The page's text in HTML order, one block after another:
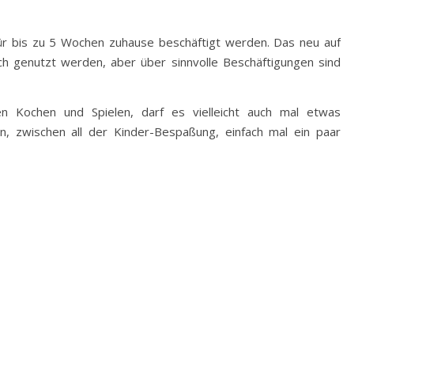
bis zu 5 Wochen zuhause beschäftigt werden. Das neu auf
genutzt werden, aber über sinnvolle Beschäftigungen sind
Kochen und Spielen, darf es vielleicht auch mal etwas
zwischen all der Kinder-Bespaßung, einfach mal ein paar